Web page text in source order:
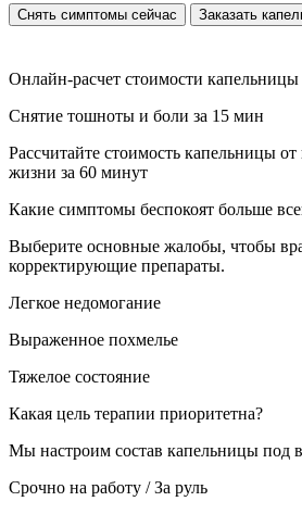
Снять симптомы сейчас Заказать
Онлайн-расчет стоимости капельницы
Снятие тошноты и боли за 15 мин
Рассчитайте стоимость капельницы
жизни за 60 минут
Какие симптомы беспокоят больше
Выберите основные жалобы, чтобы
корректирующие препараты.
Легкое недомогание
Выраженное похмелье
Тяжелое состояние
Какая цель терапии приоритетна?
Мы настроим состав капельницы под
Срочно на работу / За руль